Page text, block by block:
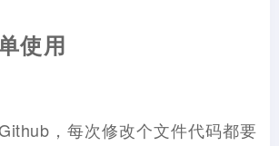
使用
，每次修改个文件代码都要